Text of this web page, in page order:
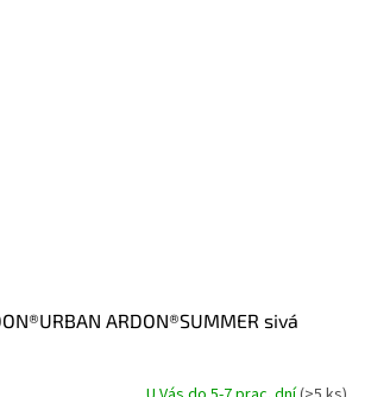
ARDON®SUMMER sivá